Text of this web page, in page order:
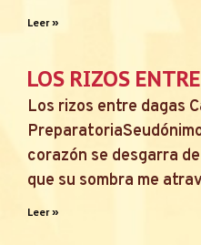
Leer »
LOS RIZOS
Los rizos entre dagas
corazón se desgarra
que su sombra me
Leer »